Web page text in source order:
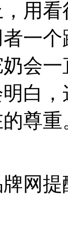
用
一
会
白
尊重
网